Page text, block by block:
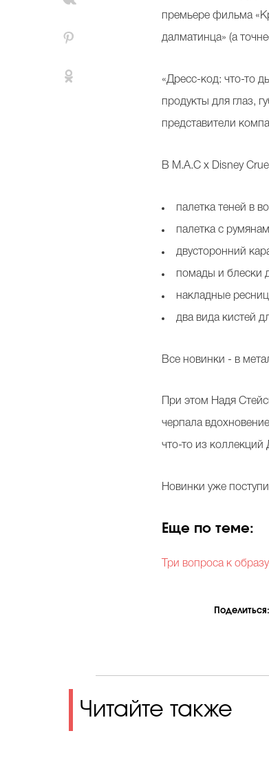
премьере фильма
далматинца» (а
«Дресс-код: что-то
продукты для глаз,
представители
В M.A.C x Disney
палетка теней в
палетка с
двусторонний
помады и блески
накладные
два вида кистей
Все новинки - в
При этом Надя
черпала
что-то из коллекций
Новинки уже
Еще по теме:
Три вопроса к
Поделиться:
Читайте также